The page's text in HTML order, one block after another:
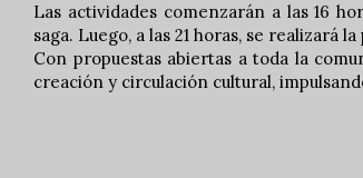
Las actividades comenzarán a las 16
saga. Luego, a las 21 horas, se
Con propuestas abiertas a toda la
creación y circulación cultural,